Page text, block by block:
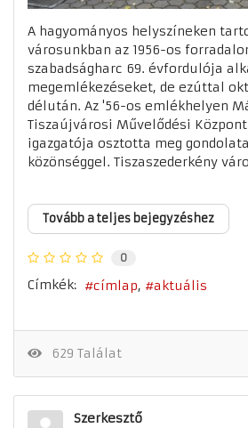
A hagyományos helyszíneken
városunkban az 1956-os
szabadságharc 69. évfordulója
megemlékezéseket, de ezúttal
délután. Az '56-os emlékhelyen
Tiszaújvárosi Művelődési
igazgatója osztotta meg
közönséggel. Tiszaszederkény
Tovább a teljes bejegyzéshez
0
Címkék: címlap aktuális
629 Találat
Szerkesztő